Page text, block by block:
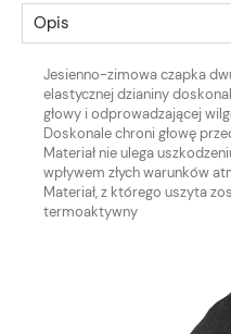
Opis
Jesienno-zimowa czapka
elastycznej dzianiny
głowy i odprowadzającej
Doskonale chroni głowę
Materiał nie ulega
wpływem złych warunków
Materiał, z którego uszyta
termoaktywny